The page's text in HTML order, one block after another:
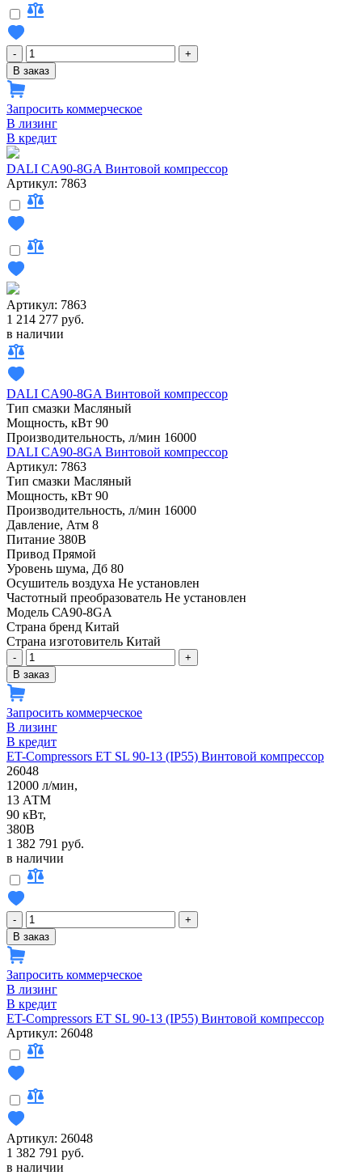
-
+
В заказ
Запросить коммерческое
В лизинг
В кредит
DALI CA90-8GA Винтовой компрессор
Артикул: 7863
Артикул: 7863
1 214 277 руб.
в наличии
DALI CA90-8GA Винтовой компрессор
Тип смазки Масляный
Мощность, кВт 90
Производительность, л/мин 16000
DALI CA90-8GA Винтовой компрессор
Артикул: 7863
Тип смазки Масляный
Мощность, кВт 90
Производительность, л/мин 16000
Давление, Атм 8
Питание 380В
Привод Прямой
Уровень шума, Дб 80
Осушитель воздуха Не установлен
Частотный преобразователь Не установлен
Модель СА90-8GA
Страна бренд Китай
Страна изготовитель Китай
-
+
В заказ
Запросить коммерческое
В лизинг
В кредит
ET-Compressors ET SL 90-13 (IP55) Винтовой компрессор
26048
12000 л/мин,
13 АТМ
90 кВт,
380В
1 382 791 руб.
в наличии
-
+
В заказ
Запросить коммерческое
В лизинг
В кредит
ET-Compressors ET SL 90-13 (IP55) Винтовой компрессор
Артикул: 26048
Артикул: 26048
1 382 791 руб.
в наличии